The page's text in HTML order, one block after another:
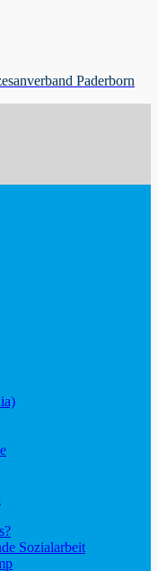
Paderborn
Sozialarbeit